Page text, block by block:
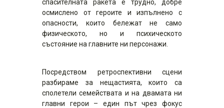
спасителната ракета е трудно, добре
осмислено от героите и изпълнено с
опасности, които бележат не само
физическото, но и психическото
състояние на главните ни персонажи.
Посредством ретроспективни сцени
разбираме за нещастията, които са
сполетели семействата и на двамата ни
главни герои – един път чрез фокус